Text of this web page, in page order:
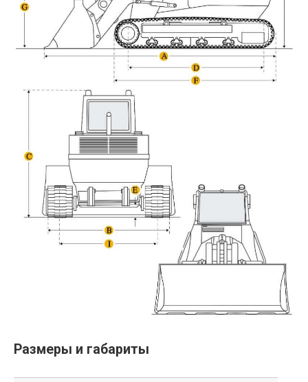
Размеры и габариты